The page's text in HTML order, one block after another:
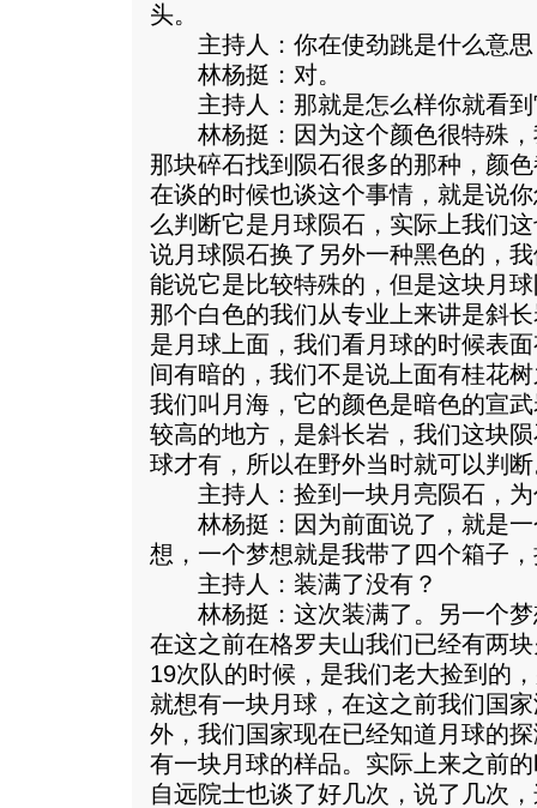
头。
主持人：你在使劲跳是什么意思
林杨挺：对。
主持人：那就是怎么样你就看到
林杨挺：因为这个颜色很特殊，
那块碎石找到陨石很多的那种，颜
在谈的时候也谈这个事情，就是说
么判断它是月球陨石，实际上我们
说月球陨石换了另外一种黑色的，
能说它是比较特殊的，但是这块月
那个白色的我们从专业上来讲是斜
是月球上面，我们看月球的时候表
间有暗的，我们不是说上面有桂花
我们叫月海，它的颜色是暗色的宣
较高的地方，是斜长岩，我们这块
球才有，所以在野外当时就可以判
主持人：捡到一块月亮陨石，为
林杨挺：因为前面说了，就是一
想，一个梦想就是我带了四个箱子
主持人：装满了没有？
林杨挺：这次装满了。另一个梦
在这之前在格罗夫山我们已经有两
19次队的时候，是我们老大捡到的
就想有一块月球，在这之前我们国
外，我们国家现在已经知道月球的
有一块月球的样品。实际上来之前
自远院士也谈了好几次，说了几次